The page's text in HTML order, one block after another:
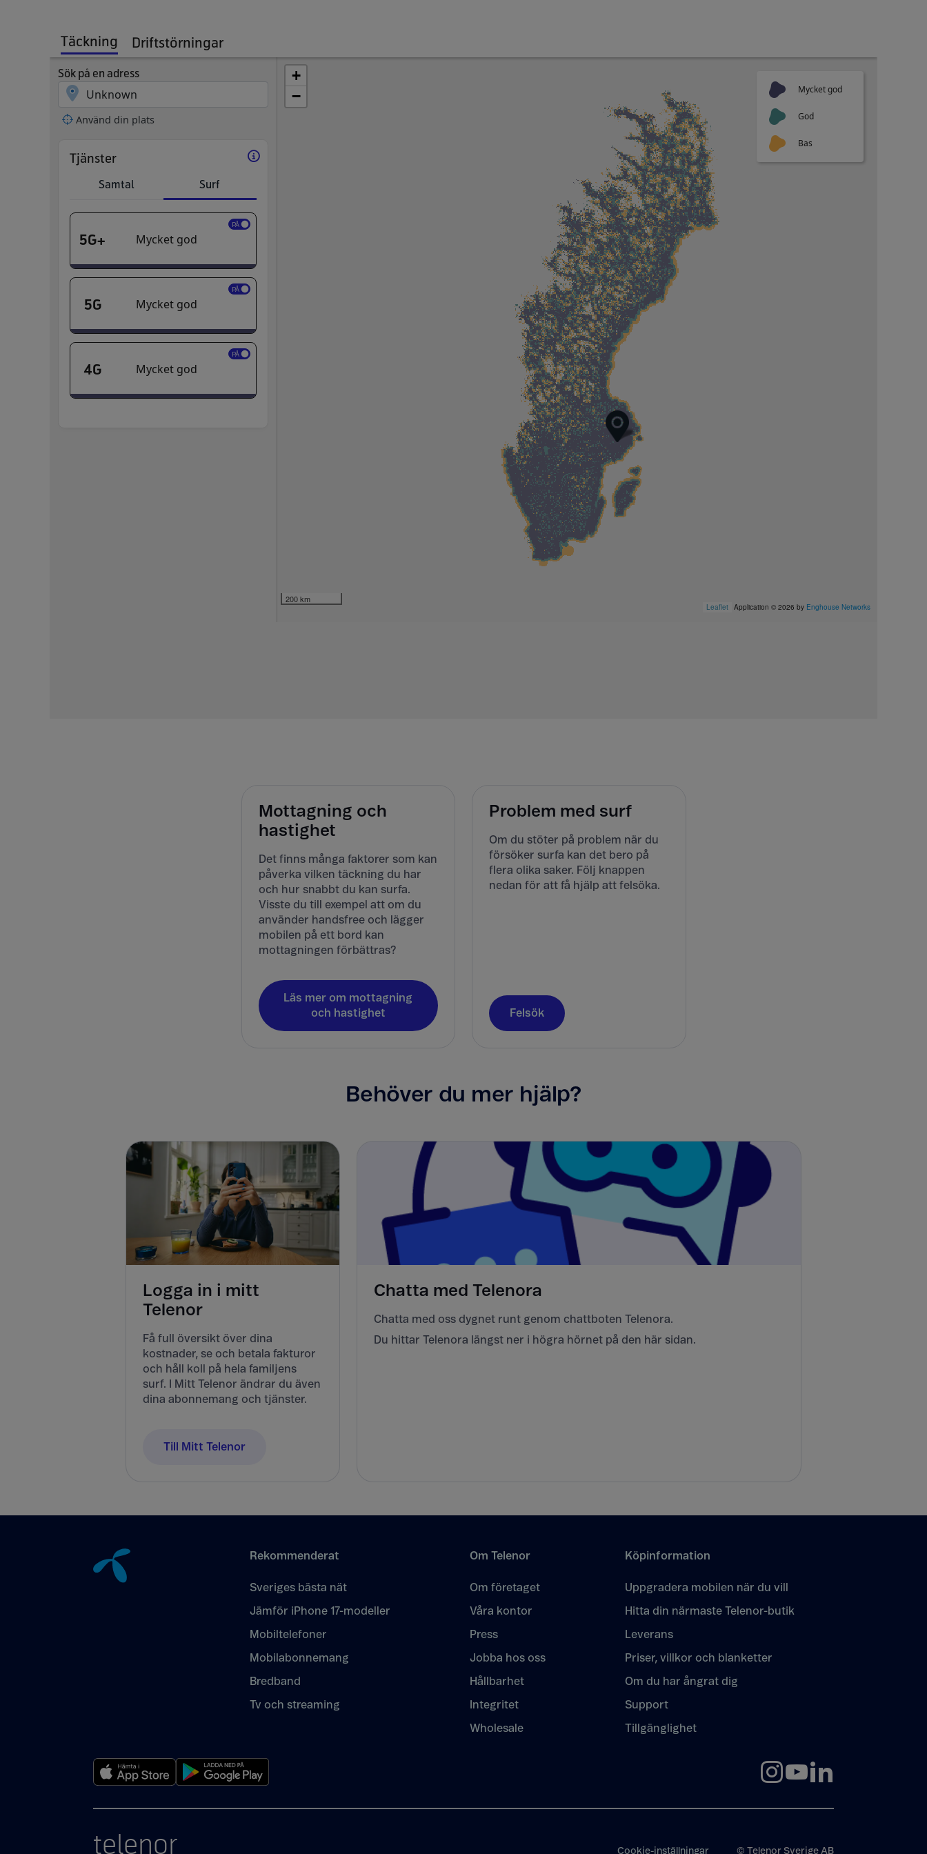
Mottagning och
hastighet
Det finns många faktorer som kan
påverka vilken täckning du har
och hur snabbt du kan surfa.
Visste du till exempel att om du
använder handsfree och lägger
mobilen på ett bord kan
mottagningen förbättras?
Läs mer om mottagning
och hastighet
Problem med surf
Om du stöter på problem när du
försöker surfa kan det bero på
flera olika saker. Följ knappen
nedan för att få hjälp att felsöka.
Felsök
Behöver du mer hjälp?
Logga in i mitt
Telenor
Få full översikt över dina
kostnader, se och betala fakturor
och håll koll på hela familjens
surf. I Mitt Telenor ändrar du även
dina abonnemang och tjänster.
Till Mitt Telenor
Chatta med Telenora
Chatta med oss dygnet runt genom chattboten Telenora.
Du hittar Telenora längst ner i högra hörnet på den här sidan.
Rekommenderat
Sveriges bästa nät
Jämför iPhone 17-modeller
Mobiltelefoner
Mobilabonnemang
Bredband
Tv och streaming
Om Telenor
Om företaget
Våra kontor
Press
Jobba hos oss
Hållbarhet
Integritet
Wholesale
Köpinformation
Uppgradera mobilen när du vill
Hitta din närmaste Telenor-butik
Leverans
Priser, villkor och blanketter
Om du har ångrat dig
Support
Tillgänglighet
telenor Cookie-inställningar © Telenor Sverige AB